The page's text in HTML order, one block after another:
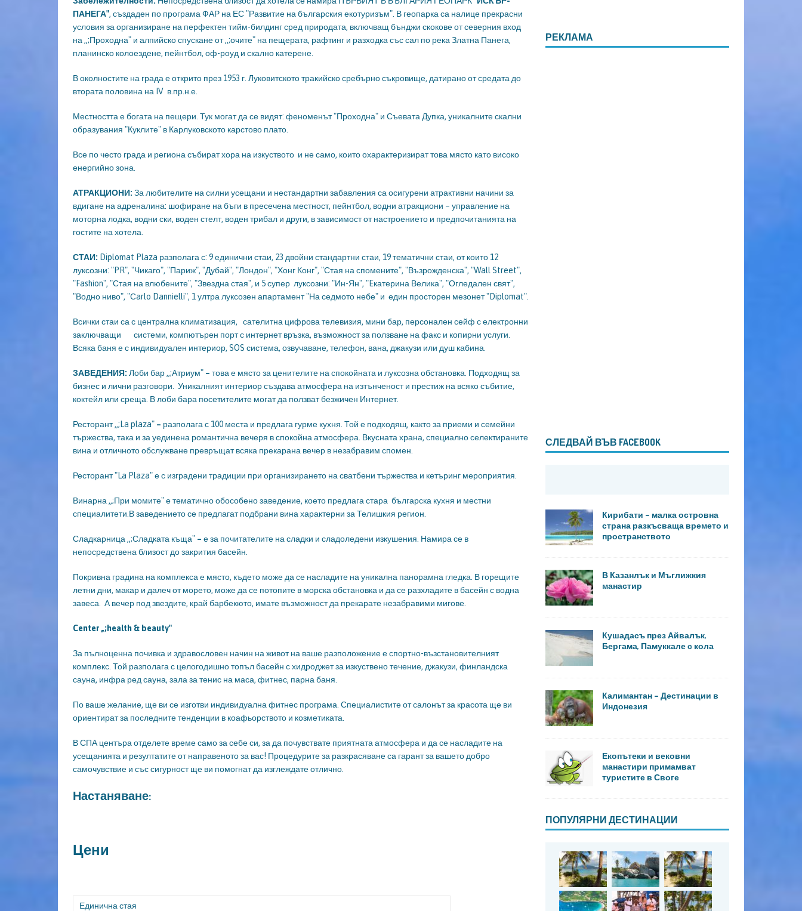
ПАНЕГА", създаден по програма ФАР на ЕС "Развитие на българския екотуризъм". В геопарка са налице прекрасни
условия за организиране на перфектен тийм-билдинг сред природата, включващ бънджи скокове от северния вход
на „;Проходна" и алпийско спускане от „;очите" на пещерата, рафтинг и разходка със сал по река Златна Панега,
планинско колоездене, пейнтбол, оф-роуд и скално катерене.
В околностите на града е открито през 1953 г. Луковитското тракийско сребърно съкровище, датирано от средата до
втората половина на IV в.пр.н.е.
Местността е богата на пещери. Тук могат да се видят: феноменът "Проходна" и Съевата Дупка, уникалните скални
образувания "Куклите" в Карлуковското карстово плато.
Все по често града и региона събират хора на изкуството и не само, които охарактеризират това място като високо
енергийно зона.
АТРАКЦИОНИ: За любителите на силни усещани и нестандартни забавления са осигурени атрактивни начини за
вдигане на адреналина: шофиране на бъги в пресечена местност, пейнтбол, водни атракциони – управление на
моторна лодка, водни ски, воден стелт, воден трибал и други, в зависимост от настроението и предпочитанията на
гостите на хотела.
СТАИ: Diplomat Plaza разполага с: 9 единични стаи, 23 двойни стандартни стаи, 19 тематични стаи, от които 12
луксозни: "PR", "Чикаго", "Париж", "Дубай", "Лондон", "Хонг Конг", "Стая на спомените", "Възрожденска", "Wall Street",
"Fashion", "Стая на влюбените", "Звездна стая", и 5 супер луксозни: "Ин-Ян", "Eкатерина Велика", "Огледален свят",
"Водно ниво", "Сarlo Dannielli", 1 ултра луксозен апартамент "На седмото небе" и един просторен мезонет "Diplomat".
Всички стаи са с централна климатизация, сателитна цифрова телевизия, мини бар, персонален сейф с електронни
заключващи системи, компютърен порт с интернет връзка, възможност за ползване на факс и копирни услуги.
Всяка баня е с индивидуален интериор, SOS система, озвучаване, телефон, вана, джакузи или душ кабина.
ЗАВЕДЕНИЯ: Лоби бар „;Атриум" – това е място за ценителите на спокойната и луксозна обстановка. Подходящ за
бизнес и лични разговори. Уникалният интериор създава атмосфера на изтънченост и престиж на всяко събитие,
коктейл или среща. В лоби бара посетителите могат да ползват безжичен Интернет.
Ресторант „;La plaza" – разполага с 100 места и предлага гурме кухня. Той е подходящ, както за приеми и семейни
тържества, така и за уединена романтична вечеря в спокойна атмосфера. Вкусната храна, специално селектираните
вина и отличното обслужване превръщат всяка прекарана вечер в незабравим спомен.
Ресторант "La Plaza" е с изградени традиции при организирането на сватбени тържества и кетъринг мероприятия.
Винарна „;При момите" е тематично обособено заведение, което предлага стара българска кухня и местни
специалитети.В заведението се предлагат подбрани вина характерни за Телишкия регион.
Сладкарница „;Сладката къща" – е за почитателите на сладки и сладоледени изкушения. Намира се в
непосредствена близост до закрития басейн.
Покривна градина на комплекса е място, където може да се насладите на уникална панорамна гледка. В горещите
летни дни, макар и далеч от морето, може да се потопите в морска обстановка и да се разхладите в басейн с водна
завеса. А вечер под звездите, край барбекюто, имате възможност да прекарате незабравими мигове.
Center „;health & beauty"
За пълноценна почивка и здравословен начин на живот на ваше разположение е спортно-възстановителният
комплекс. Той разполага с целогодишно топъл басейн с хидроджет за изкуствено течение, джакузи, финландска
сауна, инфра ред сауна, зала за тенис на маса, фитнес, парна баня.
По ваше желание, ще ви се изготви индивидуална фитнес програма. Специалистите от салонът за красота ще ви
ориентират за последните тенденции в коафьорството и козметиката.
В СПА центъра отделете време само за себе си, за да почувствате приятната атмосфера и да се насладите на
усещанията и резултатите от направеното за вас! Процедурите за разкрасяване са гарант за вашето добро
самочувствие и със сигурност ще ви помогнат да изглеждате отлично.
Настаняване:
Цени
Единична стая
РЕКЛАМА
СЛЕДВАЙ ВЪВ FACEBOOK
Кирибати – малка островна
страна разкъсваща времето и
пространството
В Казанлък и Мъглижкия
манастир
Кушадасъ през Айвалък,
Бергама, Памуккале с кола
Калимантан – Дестинации в
Индонезия
Екопътеки и вековни
манастири примамват
туристите в Своге
ПОПУЛЯРНИ ДЕСТИНАЦИИ